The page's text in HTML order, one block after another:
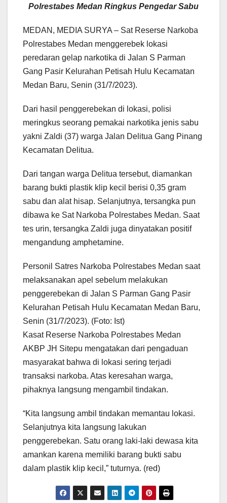
Polrestabes Medan Ringkus Pengedar Sabu
MEDAN, MEDIA SURYA – Sat Reserse Narkoba
Polrestabes Medan menggerebek lokasi
peredaran gelap narkotika di Jalan S Parman
Gang Pasir Kelurahan Petisah Hulu Kecamatan
Medan Baru, Senin (31/7/2023).
Dari hasil penggerebekan di lokasi, polisi
meringkus seorang pemakai narkotika jenis sabu
yakni Zaldi (37) warga Jalan Delitua Gang Pinang
Kecamatan Delitua.
Dari tangan warga Delitua tersebut, diamankan
barang bukti plastik klip kecil berisi 0,35 gram
sabu dan alat hisap. Selanjutnya, tersangka pun
dibawa ke Sat Narkoba Polrestabes Medan. Saat
tes urin, tersangka Zaldi juga dinyatakan positif
mengandung amphetamine.
Personil Satres Narkoba Polrestabes Medan saat
melaksanakan apel sebelum melakukan
penggerebekan di Jalan S Parman Gang Pasir
Kelurahan Petisah Hulu Kecamatan Medan Baru,
Senin (31/7/2023). (Foto: Ist)
Kasat Reserse Narkoba Polrestabes Medan
AKBP JH Sitepu mengatakan dari pengaduan
masyarakat bahwa di lokasi sering terjadi
transaksi narkoba. Atas keresahan warga,
pihaknya langsung mengambil tindakan.
“Kita langsung ambil tindakan memantau lokasi.
Selanjutnya kita langsung lakukan
penggerebekan. Satu orang laki-laki dewasa kita
amankan karena memiliki barang bukti sabu
dalam plastik klip kecil,” tuturnya. (red)